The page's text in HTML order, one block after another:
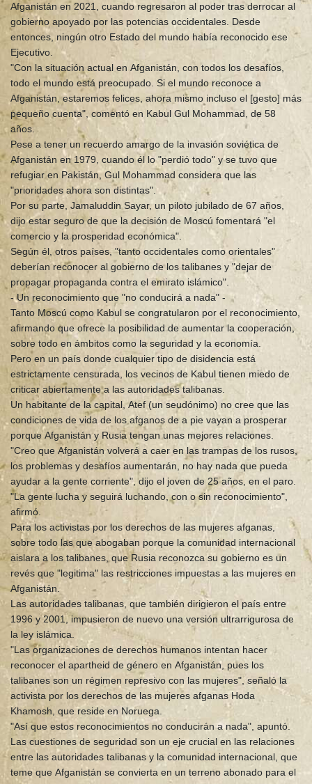
Afganistán en 2021, cuando regresaron al poder tras derrocar al
gobierno apoyado por las potencias occidentales. Desde
entonces, ningún otro Estado del mundo había reconocido ese
Ejecutivo.
"Con la situación actual en Afganistán, con todos los desafíos,
todo el mundo está preocupado. Si el mundo reconoce a
Afganistán, estaremos felices, ahora mismo incluso el [gesto] más
pequeño cuenta", comentó en Kabul Gul Mohammad, de 58
años.
Pese a tener un recuerdo amargo de la invasión soviética de
Afganistán en 1979, cuando él lo "perdió todo" y se tuvo que
refugiar en Pakistán, Gul Mohammad considera que las
"prioridades ahora son distintas".
Por su parte, Jamaluddin Sayar, un piloto jubilado de 67 años,
dijo estar seguro de que la decisión de Moscú fomentará "el
comercio y la prosperidad económica".
Según él, otros países, "tanto occidentales como orientales"
deberían reconocer al gobierno de los talibanes y "dejar de
propagar propaganda contra el emirato islámico".
- Un reconocimiento que "no conducirá a nada" -
Tanto Moscú como Kabul se congratularon por el reconocimiento,
afirmando que ofrece la posibilidad de aumentar la cooperación,
sobre todo en ámbitos como la seguridad y la economía.
Pero en un país donde cualquier tipo de disidencia está
estrictamente censurada, los vecinos de Kabul tienen miedo de
criticar abiertamente a las autoridades talibanas.
Un habitante de la capital, Atef (un seudónimo) no cree que las
condiciones de vida de los afganos de a pie vayan a prosperar
porque Afganistán y Rusia tengan unas mejores relaciones.
"Creo que Afganistán volverá a caer en las trampas de los rusos,
los problemas y desafíos aumentarán, no hay nada que pueda
ayudar a la gente corriente", dijo el joven de 25 años, en el paro.
"La gente lucha y seguirá luchando, con o sin reconocimiento",
afirmó.
Para los activistas por los derechos de las mujeres afganas,
sobre todo las que abogaban porque la comunidad internacional
aislara a los talibanes, que Rusia reconozca su gobierno es un
revés que "legitima" las restricciones impuestas a las mujeres en
Afganistán.
Las autoridades talibanas, que también dirigieron el país entre
1996 y 2001, impusieron de nuevo una versión ultrarrigurosa de
la ley islámica.
"Las organizaciones de derechos humanos intentan hacer
reconocer el apartheid de género en Afganistán, pues los
talibanes son un régimen represivo con las mujeres", señaló la
activista por los derechos de las mujeres afganas Hoda
Khamosh, que reside en Noruega.
"Así que estos reconocimientos no conducirán a nada", apuntó.
Las cuestiones de seguridad son un eje crucial en las relaciones
entre las autoridades talibanas y la comunidad internacional, que
teme que Afganistán se convierta en un terreno abonado para el